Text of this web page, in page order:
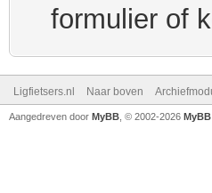
formulier of
Ligfietsers.nl Naar boven
Aangedreven door MyBB , © 2002-2026